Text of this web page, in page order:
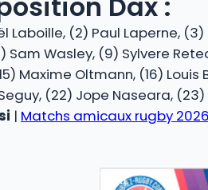
Laboille, (2) Paul Laperne,
Sam Wasley, (9) Sylvere
Maxime Oltmann, (16)
(22) Jope Naseara,
| Matchs amicaux rugby